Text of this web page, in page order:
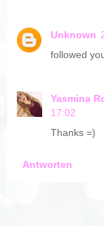
Unknown
followed
Yasmina
17:02
Thanks =)
Antworten